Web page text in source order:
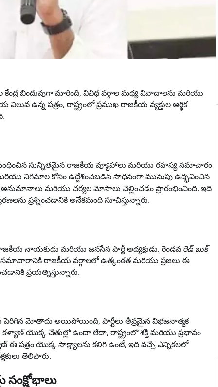
కేంద్ర బిందువుగా మారింది, వివిధ వర్గాల మధ్య వివాదాలను మరియు
ఉన్న పత్రం, రాష్ట్రంలో ప్రముఖ రాజకీయ వ్యక్తుల ఆర్థిక
సున్నితమైన రాజకీయ వ్యూహాలు మరియు రహస్య సమాచారం
నిగమాల కోసం ఉద్దేశించబడిన సాధనంగా మునుపు ఉద్భవించిన
అనుమానాలు మరియు చర్యల మోసాలు చెల్లించడం ప్రారంభించింది. ఇది
ప్రశ్నించడానికి అనేకమంది సూచిస్తున్నారు.
నాయకుడు మరియు జనసేన పార్టీ అధ్యక్షుడు, రెండవ రెడ్ బుక్
సమాచారానికి రాజకీయ వర్గాలలో ఉత్కంఠత మరియు ప్రజలు ఈ
ప్రయత్నిస్తున్నారు.
పెరిగిన మోతాదు అయిపోయింది, పార్టీలు తీవ్రమైన విభజనాత్మక
యొక్క చేతుల్లో ఉందా లేదా, రాష్ట్రంలో శక్తి మరియు ప్రభావం
ఈ పత్రం యొక్క సాక్ష్యాలను కలిగి ఉంటే, ఇది వచ్చే ఎన్నికలలో
తెలిపారు.
సంక్షోభాలు